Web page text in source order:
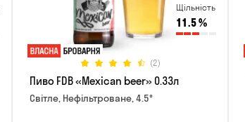
Щільність
11.5%
(2)
Пиво FDB «Mexican beer» 0.33л
Світле, Нефільтроване, 4.5°